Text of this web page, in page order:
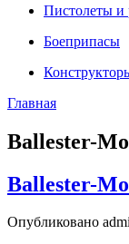
Пистолеты и
Боеприпасы
Главная
Ballester-
Ballester-
Опубликовано